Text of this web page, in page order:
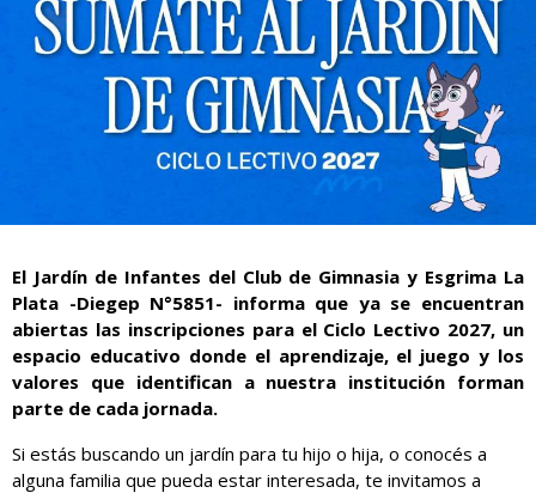
El Jardín de Infantes del Club de Gimnasia y Esgrima La
Plata -Diegep N°5851- informa que ya se encuentran
abiertas las inscripciones para el Ciclo Lectivo 2027, un
espacio educativo donde el aprendizaje, el juego y los
valores que identifican a nuestra institución forman
parte de cada jornada.
Si estás buscando un jardín para tu hijo o hija, o conocés a
alguna familia que pueda estar interesada, te invitamos a